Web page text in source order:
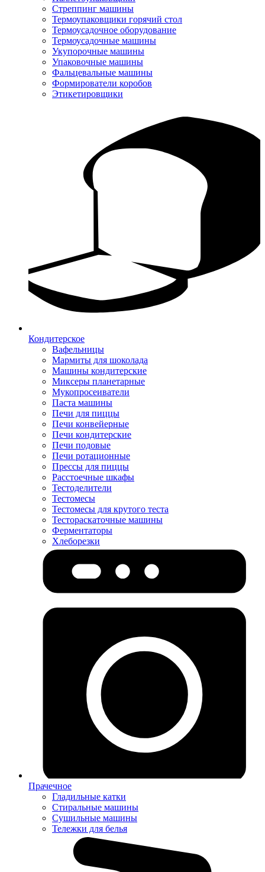
Стреппинг машины
Термоупаковщики горячий стол
Термоусадочное оборудование
Термоусадочные машины
Укупорочные машины
Упаковочные машины
Фальцевальные машины
Формирователи коробов
Этикетировщики
Кондитерское
Вафельницы
Мармиты для шоколада
Машины кондитерские
Миксеры планетарные
Мукопросеиватели
Паста машины
Печи для пиццы
Печи конвейерные
Печи кондитерские
Печи подовые
Печи ротационные
Прессы для пиццы
Расстоечные шкафы
Тестоделители
Тестомесы
Тестомесы для крутого теста
Тестораскаточные машины
Ферментаторы
Хлеборезки
Прачечное
Гладильные катки
Стиральные машины
Сушильные машины
Тележки для белья